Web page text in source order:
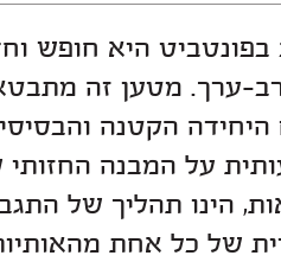
של כל אחת